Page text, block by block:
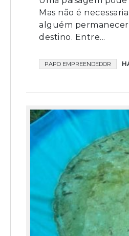
Mas não é
alguém
destino. Entre...
PAPO EMPREENDEDOR